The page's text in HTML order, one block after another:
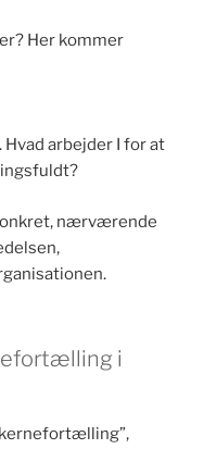
Her kommer
arbejder I for at
nærværende
i
kernefortælling”,